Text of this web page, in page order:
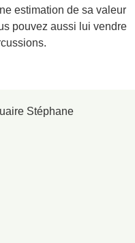
estimation de sa valeur
pouvez aussi lui vendre